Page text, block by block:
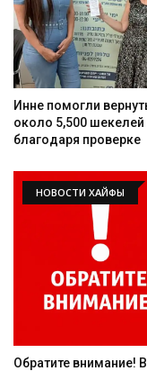
Инне помогли
около 5,500 шекелей
благодаря проверке
НОВОСТИ ХАЙФЫ
Обратите внимание! В